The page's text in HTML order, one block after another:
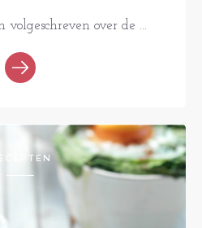
volgeschreven over de ...